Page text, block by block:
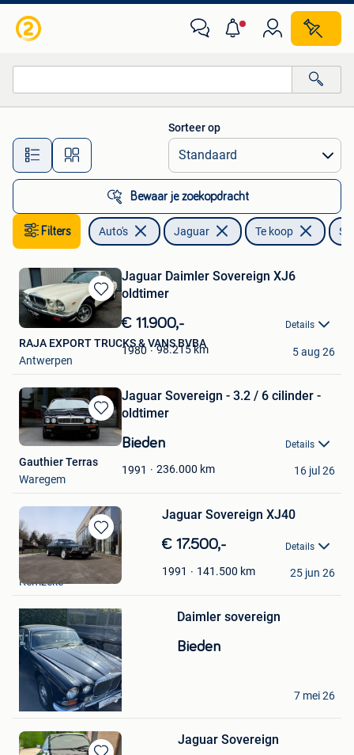
Alle afstanden…
Sorteer op
Bewaar je zoekopdracht
Filters Auto's Jaguar Te koop
Bewaren
in
Mijn
Favorieten
Jaguar Daimler Sovereign XJ6
oldtimer
€ 11.900,- Details
1980 98.215km
RAJA EXPORT TRUCKS & VANS BVBA
Antwerpen
5 aug 26
Bewaren
in
Favorieten
Jaguar Sovereign - 3.2 / 6 cilinder -
oldtimer
Bieden Details
1991 236.000 km
Gauthier Terras
Waregem
16 jul 26
Bewaren
in
Mijn
Favorieten
Jaguar Sovereign XJ40
€ 17.500,- Details
1991 141.500 km
van noten paul
Kemzeke
25 jun 26
in
Mijn
Favorieten
Daimler sovereign
Bieden
David
Lebbeke
7 mei 26
Jaguar Sovereign